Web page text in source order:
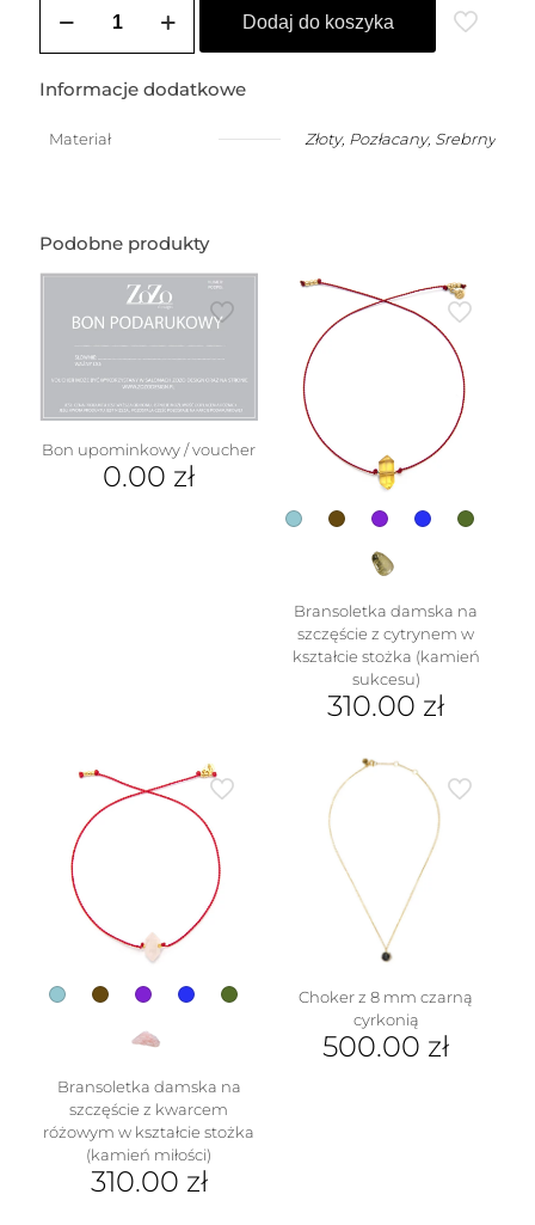
ZOZO
Choker
przywieszką
w
motylka
cm)
Dodaj do koszyka
Informacje dodatkowe
Materiał Złoty, Pozłacany, Srebrny
Podobne produkty
Bon upominkowy / voucher
0.00 zł
Bransoletka damska na
szczęście z cytrynem w
kształcie stożka (kamień
sukcesu)
310.00 zł
produkt
wariantów.
Opcje
można
wybrać
na
stronie
produktu
Bransoletka damska na
szczęście z kwarcem
różowym w kształcie stożka
(kamień miłości)
310.00 zł
Choker z 8 mm czarną
cyrkonią
500.00 zł